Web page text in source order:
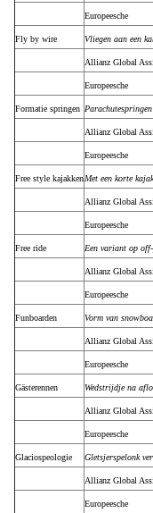
Europeesche
Fly by wire Vliegen aan een
Allianz Global
Europeesche
Formatie springen
Allianz Global
Europeesche
Free style kajakkenMet een korte
Allianz Global
Europeesche
Free ride Een variant op
Allianz Global
Europeesche
Funboarden Vorm van
Allianz Global
Europeesche
Gästerennen Wedstrijdje na
Allianz Global
Europeesche
Glaciospeologie Gletsjerspelonk
Allianz Global
Europeesche